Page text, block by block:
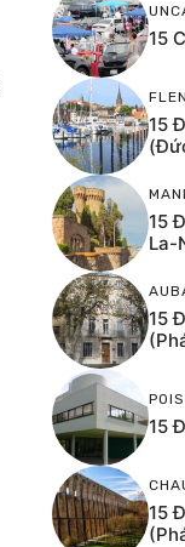
15
15
15
La-
15
15
15